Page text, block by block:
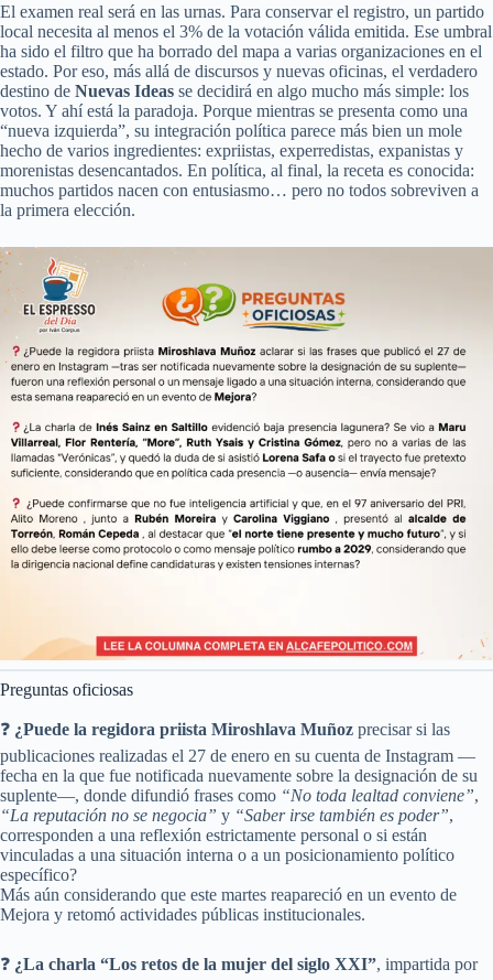
El examen real será en las urnas. Para conservar el registro, un partido
local necesita al menos el 3% de la votación válida emitida. Ese umbral
ha sido el filtro que ha borrado del mapa a varias organizaciones en el
estado. Por eso, más allá de discursos y nuevas oficinas, el verdadero
destino de Nuevas Ideas se decidirá en algo mucho más simple: los
votos. Y ahí está la paradoja. Porque mientras se presenta como una
“nueva izquierda”, su integración política parece más bien un mole
hecho de varios ingredientes: expriistas, experredistas, expanistas y
morenistas desencantados. En política, al final, la receta es conocida:
muchos partidos nacen con entusiasmo… pero no todos sobreviven a
la primera elección.
Preguntas oficiosas
❓ ¿Puede la regidora priista Miroshlava Muñoz precisar si las
publicaciones realizadas el 27 de enero en su cuenta de Instagram —
fecha en la que fue notificada nuevamente sobre la designación de su
suplente—, donde difundió frases como “No toda lealtad conviene”,
“La reputación no se negocia” y “Saber irse también es poder”,
corresponden a una reflexión estrictamente personal o si están
vinculadas a una situación interna o a un posicionamiento político
específico?
Más aún considerando que este martes reapareció en un evento de
Mejora y retomó actividades públicas institucionales.
❓ ¿La charla “Los retos de la mujer del siglo XXI”, impartida por